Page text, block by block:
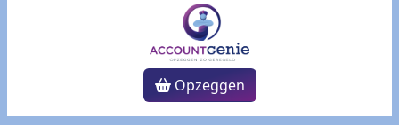
Opzeggen